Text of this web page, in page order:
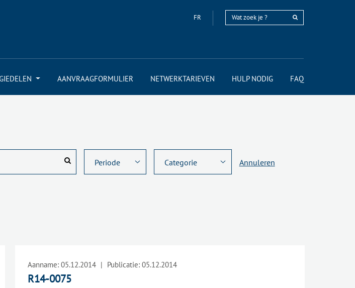
FR
AANVRAAGFORMULIER NETWERKTARIEVEN HULP NODIG FAQ
Annuleren
Aanname: 05.12.2014 | Publicatie: 05.12.2014
R14-0075